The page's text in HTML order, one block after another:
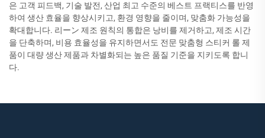
은 고객 피드백, 기술 발전, 산업 최고 수준의 베스트 프랙티스를 반영
하여 생산 효율을 향상시키고, 환경 영향을 줄이며, 맞춤화 가능성을
확대합니다. 리ーン 제조 원칙의 통합은 낭비를 제거하고, 제조 시간
을 단축하며, 비용 효율성을 유지하면서도 전문 맞춤형 스티커 롤 제
품이 대량 생산 제품과 차별화되는 높은 품질 기준을 지키도록 합니
다.